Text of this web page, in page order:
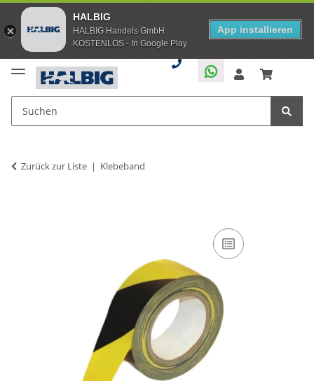
HALBIG
HALBIG Handels GmbH
KOSTENLOS - In Google Play
App installieren
Zurück zur Liste Klebeband